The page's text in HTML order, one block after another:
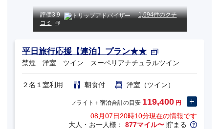
評価3.9
1,694件のクチ
コミ
平日旅行応援【連泊】プラン★★
禁煙 洋室 ツイン スーペリアナチュラルツイン
２名１室利用 朝食付 洋室（ツイン）
フライト＋宿泊合計の目安 119,400 円
08月07日20時10分現在の情報です
大人・お一人様： 877マイル〜 貯まる